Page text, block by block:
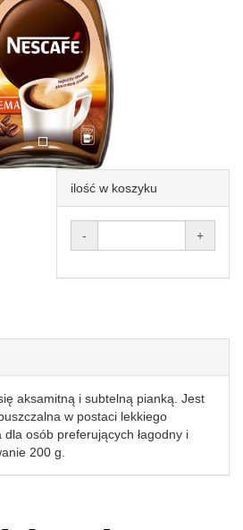
ilość w koszyku
- +
aksamitną i subtelną pianką. Jest
w postaci lekkiego
osób preferujących łagodny i
200 g.